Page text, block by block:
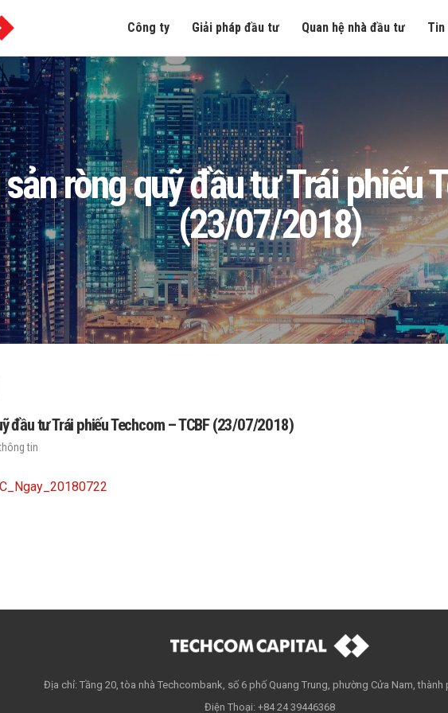
Công ty Giải pháp đầu tư Quan hệ nhà đầu tư
ròng quỹ đầu tư Trái phiếu
(23/07/2018)
đầu tư Trái phiếu Techcom – TCBF (23/07/2018)
tin
Địa chỉ: Tầng 20, tòa nhà Techcombank, số 6 phố Quang Trung, phường Cửa Nam, thành
Điện Thoại: +84 24 39446368